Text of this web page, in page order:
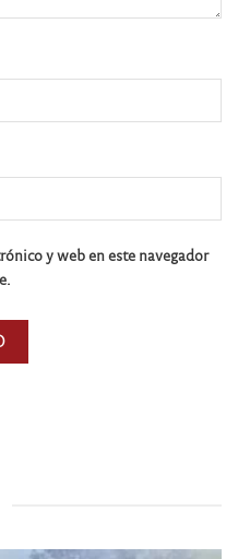
y web en este navegador